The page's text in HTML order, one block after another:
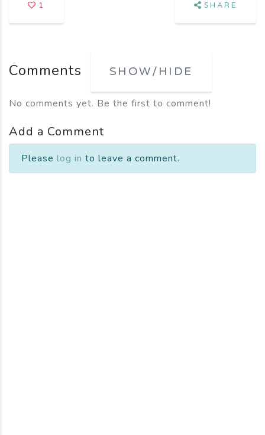
1 SHARE
Comments SHOW/HIDE
No comments yet. Be the first to comment!
Add a Comment
Please log in to leave a comment.